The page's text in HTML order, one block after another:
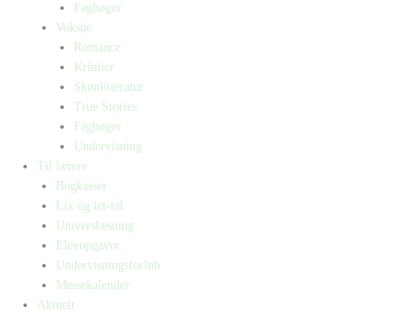
Fagbøger
Voksne
Romance
Krimier
Skønlitteratur
True Stories
Fagbøger
Undervisning
Til lærere
Bogkasser
Lix og let-tal
Universlæsning
Elevopgaver
Undervisningsforløb
Messekalender
Aktuelt